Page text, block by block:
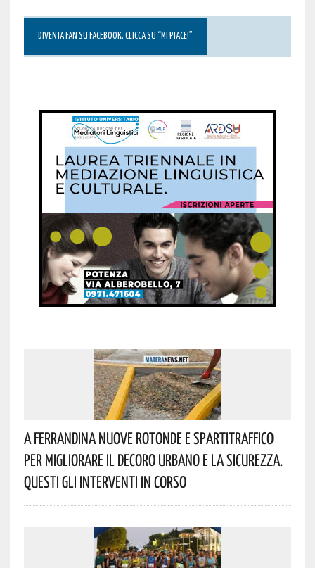
DIVENTA FAN SU FACEBOOK, CLICCA SU “MI PIACE!”
A Ferrandina Nuove Rotonde E Spartitraffico
Per Migliorare Il Decoro Urbano E La Sicurezza.
Questi Gli Interventi In Corso